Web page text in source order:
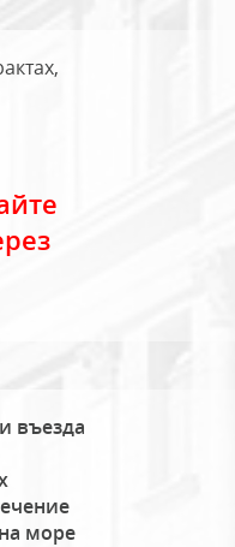
въезда
море